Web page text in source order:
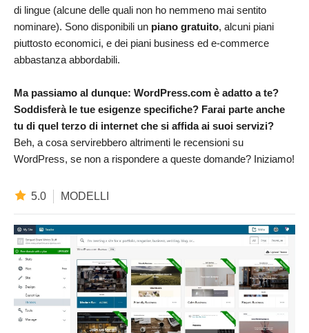
di lingue (alcune delle quali non ho nemmeno mai sentito
nominare). Sono disponibili un piano gratuito, alcuni piani
piuttosto economici, e dei piani business ed e-commerce
abbastanza abbordabili.
Ma passiamo al dunque: WordPress.com è adatto a te?
Soddisferà le tue esigenze specifiche? Farai parte anche
tu di quel terzo di internet che si affida ai suoi servizi?
Beh, a cosa servirebbero altrimenti le recensioni su
WordPress, se non a rispondere a queste domande? Iniziamo!
5.0 MODELLI